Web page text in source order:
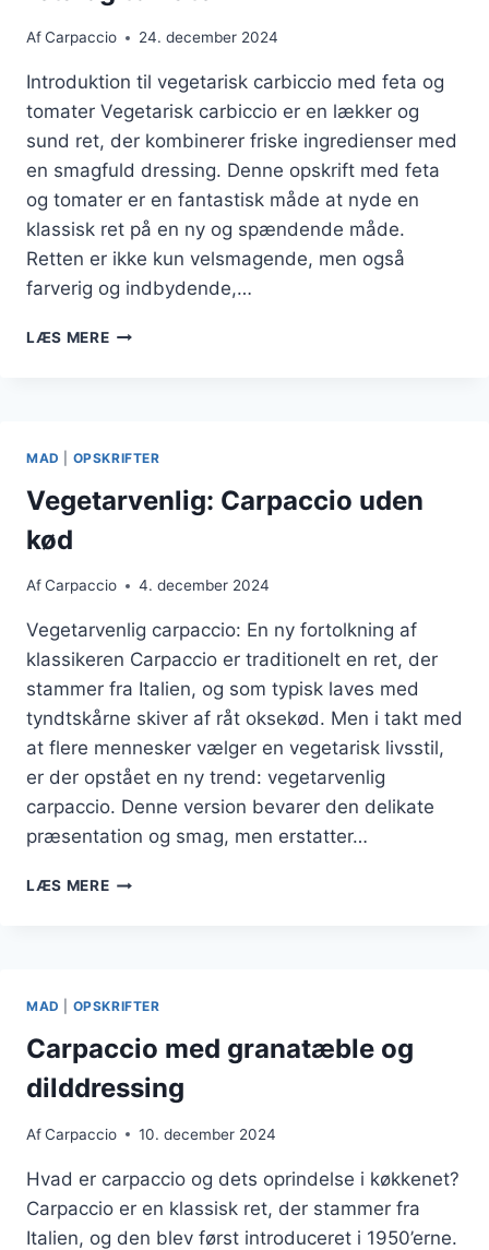
AfCarpaccio 24. december 2024
Introduktion til vegetarisk carbiccio med feta og
tomater Vegetarisk carbiccio er en lækker og
sund ret, der kombinerer friske ingredienser med
en smagfuld dressing. Denne opskrift med feta
og tomater er en fantastisk måde at nyde en
klassisk ret på en ny og spændende måde.
Retten er ikke kun velsmagende, men også
farverig og indbydende,…
LÆS MEREVEGETARISK
MAD OPSKRIFTER
Vegetarvenlig: Carpaccio uden
kød
AfCarpaccio 4. december 2024
Vegetarvenlig carpaccio: En ny fortolkning af
klassikeren Carpaccio er traditionelt en ret, der
stammer fra Italien, og som typisk laves med
tyndtskårne skiver af råt oksekød. Men i takt med
at flere mennesker vælger en vegetarisk livsstil,
er der opstået en ny trend: vegetarvenlig
carpaccio. Denne version bevarer den delikate
præsentation og smag, men erstatter…
LÆS MEREVEGETARVENLIG:
MAD OPSKRIFTER
Carpaccio med granatæble og
dilddressing
AfCarpaccio 10. december 2024
Hvad er carpaccio og dets oprindelse i køkkenet?
Carpaccio er en klassisk ret, der stammer fra
Italien, og den blev først introduceret i 1950’erne.